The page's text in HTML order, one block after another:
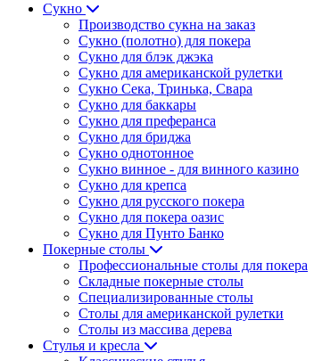
Сукно
Производство сукна на заказ
Сукно (полотно) для покера
Сукно для блэк джэка
Сукно для американской рулетки
Сукно Сека, Тринька, Свара
Сукно для баккары
Сукно для преферанса
Сукно для бриджа
Сукно однотонное
Сукно винное - для винного казино
Сукно для крепса
Сукно для русского покера
Сукно для покера оазис
Сукно для Пунто Банко
Покерные столы
Профессиональные столы для покера
Складные покерные столы
Специализированные столы
Столы для американской рулетки
Столы из массива дерева
Стулья и кресла